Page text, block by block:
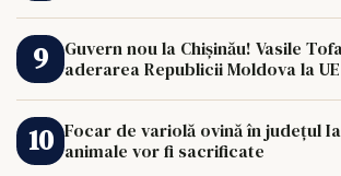
Guvern nou la Chișinău! Vasile
aderarea Republicii Moldova la
Focar de variolă ovină în județul
animale vor fi sacrificate